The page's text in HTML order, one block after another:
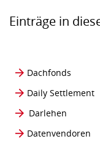
Einträge in
Dachfonds
Daily Settlement
Darlehen
Datenvendoren